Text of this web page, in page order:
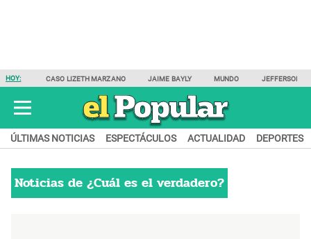
HOY: CASO LIZETH MARZANO JAIME BAYLY MUNDO JEFFERSON
ÚLTIMAS NOTICIAS ESPECTÁCULOS ACTUALIDAD DEPORTES
Noticias de ¿Cuál es el verdadero?